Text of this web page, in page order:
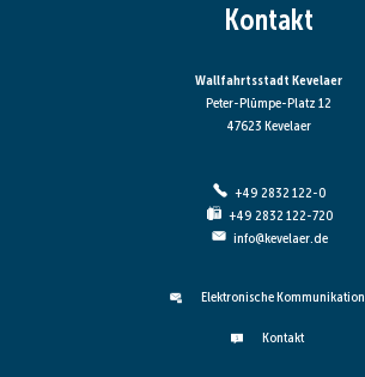
Kontakt
Wallfahrtsstadt Kevelaer
Peter-Plümpe-Platz 12
47623 Kevelaer
+49 2832 122-0
+49 2832 122-720
info@kevelaer.de
Elektronische Kommunikation
Kontakt